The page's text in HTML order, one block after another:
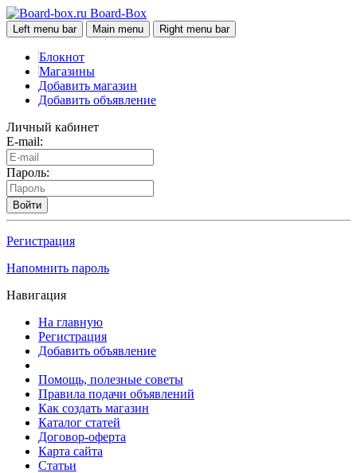
Board-Box
Left menu bar Main menu Right menu bar
Блокнот
Магазины
Добавить магазин
Добавить объявление
Личный кабинет
E-mail:
Пароль:
Войти
Регистрация
Напомнить пароль
Навигация
На главную
Регистрация
Добавить объявление
Помощь, полезные советы
Правила подачи объявлений
Как создать магазин
Каталог статей
Договор-оферта
Карта сайта
Статьи